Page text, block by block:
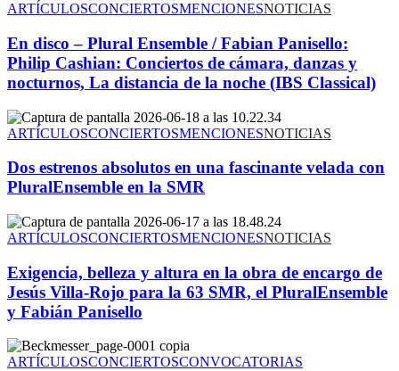
ARTÍCULOSCONCIERTOSMENCIONESNOTICIAS
En disco – Plural Ensemble / Fabian Panisello:
Philip Cashian: Conciertos de cámara, danzas y
nocturnos, La distancia de la noche (IBS Classical)
ARTÍCULOSCONCIERTOSMENCIONESNOTICIAS
Dos estrenos absolutos en una fascinante velada con
PluralEnsemble en la SMR
ARTÍCULOSCONCIERTOSMENCIONESNOTICIAS
Exigencia, belleza y altura en la obra de encargo de
Jesús Villa-Rojo para la 63 SMR, el PluralEnsemble
y Fabián Panisello
ARTÍCULOSCONCIERTOSCONVOCATORIAS